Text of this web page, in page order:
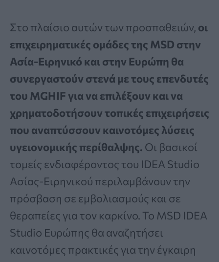
Στο πλαίσιο αυτών των προσπαθειών, οι
επιχειρηματικές ομάδες της MSD στην
Ασία-Ειρηνικό και στην Ευρώπη θα
συνεργαστούν στενά με τους επενδυτές
του MGHIF για να επιλέξουν και να
χρηματοδοτήσουν τοπικές επιχειρήσεις
που αναπτύσσουν καινοτόμες λύσεις
υγειονομικής περίθαλψης. Οι βασικοί
τομείς ενδιαφέροντος του IDEA Studio
Ασίας-Ειρηνικού περιλαμβάνουν την
πρόσβαση σε εμβολιασμούς και σε
θεραπείες για τον καρκίνο. Το MSD IDEA
Studio Ευρώπης θα αναζητήσει
καινοτόμες πρακτικές για την έγκαιρη